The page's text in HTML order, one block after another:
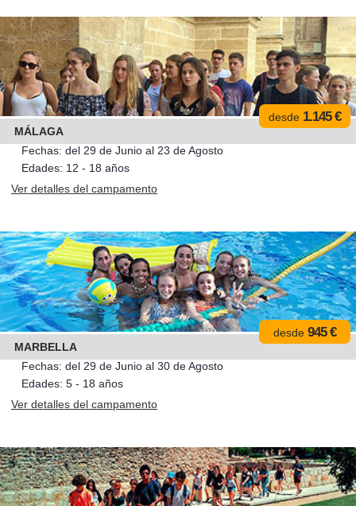
MÁLAGA
desde 1.145 €
Fechas: del 29 de Junio al 23 de Agosto
Edades: 12 - 18 años
Ver detalles del campamento
MARBELLA
desde 945 €
Fechas: del 29 de Junio al 30 de Agosto
Edades: 5 - 18 años
Ver detalles del campamento